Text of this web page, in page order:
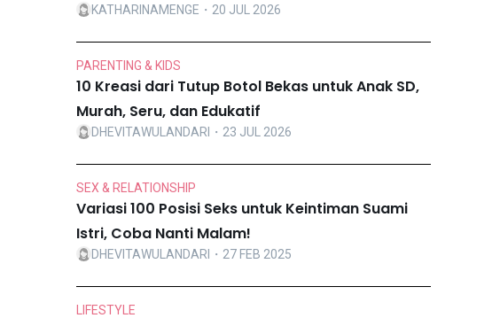
KATHARINAMENGE ・20 JUL 2026
PARENTING & KIDS
10 Kreasi dari Tutup Botol Bekas untuk Anak SD,
Murah, Seru, dan Edukatif
DHEVITAWULANDARI ・23 JUL 2026
SEX & RELATIONSHIP
Variasi 100 Posisi Seks untuk Keintiman Suami
Istri, Coba Nanti Malam!
DHEVITAWULANDARI ・27 FEB 2025
LIFESTYLE